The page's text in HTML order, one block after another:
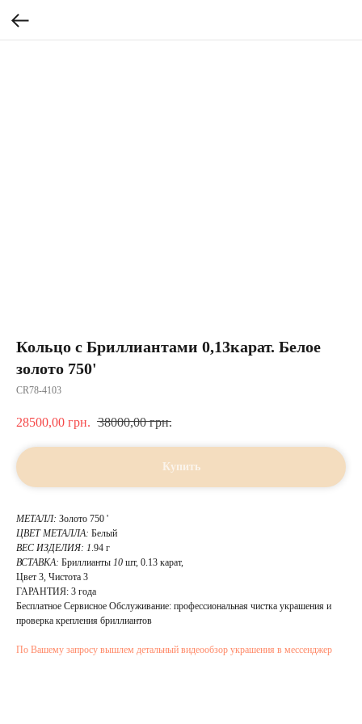
Кольцо с Бриллиантами 0,13карат. Белое
золото 750'
CR78-4103
28500,00 грн. 38000,00 грн.
Купить
МЕТАЛЛ: Золото 750 '
ЦВЕТ МЕТАЛЛА: Белый
ВЕС ИЗДЕЛИЯ: 1.94 г
ВСТАВКА: Бриллианты 10 шт, 0.13 карат,
Цвет 3, Чистота 3
ГАРАНТИЯ: 3 года
Бесплатное Сервисное Обслуживание: профессиональная чистка украшения и
проверка крепления бриллиантов
По Вашему запросу вышлем детальный видеообзор украшения в мессенджер